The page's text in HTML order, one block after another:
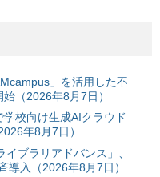
」を活用した不
（2026年8月7日）
校向け生成AIクラウド
年8月7日）
ブラリアドバンス」、
導入（2026年8月7日）